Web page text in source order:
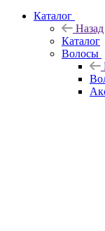
Каталог
Назад
Каталог
Волосы